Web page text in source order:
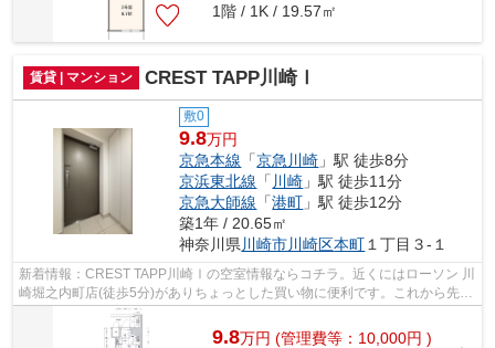
1階 / 1K / 19.57㎡
賃貸 | マンション CREST TAPP川崎Ⅰ
敷0
9.8万円
京急本線 「京急川崎 」駅 徒歩8分
京浜東北線 「 川崎 」駅 徒歩11分
京急大師線 「港町 」駅 徒歩12分
築1年 / 20.65㎡
神奈川県 川崎市川崎区本町 １丁目３-１
新着情報：CREST TAPP川崎Ⅰの空室情報ならコチラ。近くにはローソン 川
崎堀之内町店(徒歩5分)がありちょっとした買い物に便利です。これから先、
どんな暮らしを実現していきたいですか...
9.8万円 (管理費等：10,000円 )